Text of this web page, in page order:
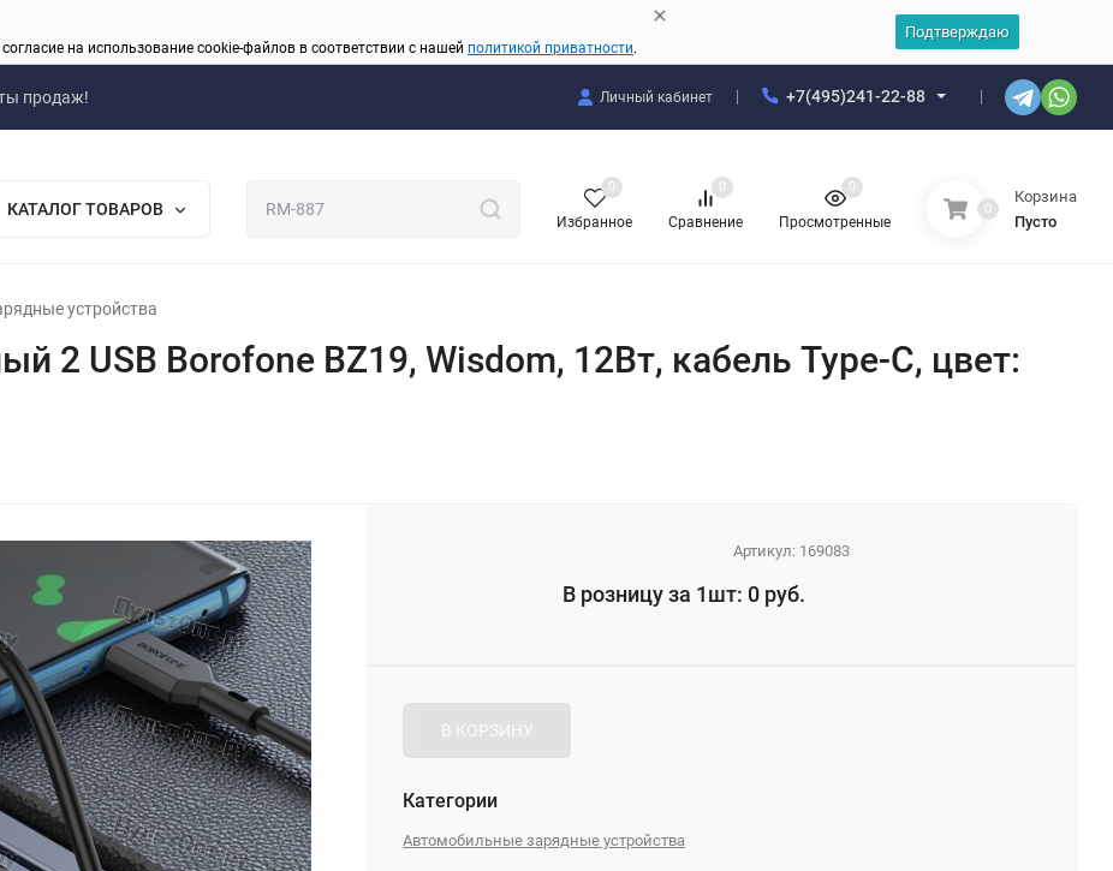
на использование cookie-файлов в соответствии с нашей политикой приватности.
Подтверждаю
продаж! Личный кабинет +7(495)241-22-88
КАТАЛОГ ТОВАРОВ
Избранное
0
Сравнение
0
Просмотренные
0
0
Корзина
Пусто
устройства
2 USB Borofone BZ19, Wisdom, 12Вт, кабель Type-C, цвет:
Артикул: 169083
В розницу за 1шт: 0 руб.
В КОРЗИНУ
Категории
Автомобильные зарядные устройства